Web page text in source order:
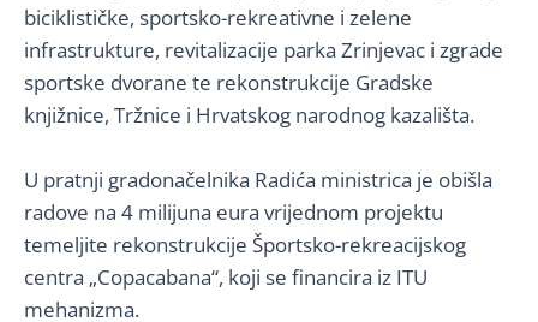
biciklističke, sportsko-rekreativne i zelene
infrastrukture, revitalizacije parka Zrinjevac i zgrade
sportske dvorane te rekonstrukcije Gradske
knjižnice, Tržnice i Hrvatskog narodnog kazališta.
U pratnji gradonačelnika Radića ministrica je obišla
radove na 4 milijuna eura vrijednom projektu
temeljite rekonstrukcije Športsko-rekreacijskog
centra „Copacabana“, koji se financira iz ITU
mehanizma.